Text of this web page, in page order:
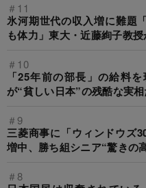
＃11
氷河期世代の収入増に難題
も体力」東大・近藤絢子教
＃10
「25年前の部長」の給料
が“貧しい日本”の残酷な実
＃9
三菱商事に「ウィンドウズ
増中、勝ち組シニア“驚きの
＃8